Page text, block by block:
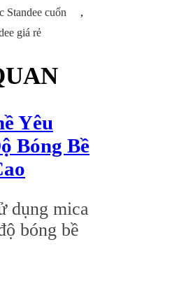
Standee cuốn
,
giá rẻ
Yêu
Bóng Bề
dụng mica
bóng bề